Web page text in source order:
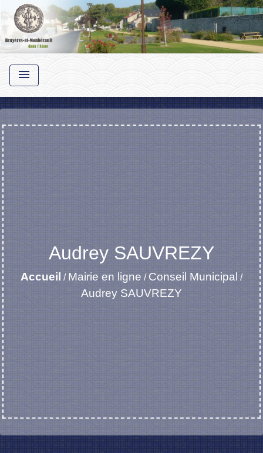
menu
Audrey SAUVREZY
Accueil / Mairie en ligne / Conseil Municipal /
Audrey SAUVREZY